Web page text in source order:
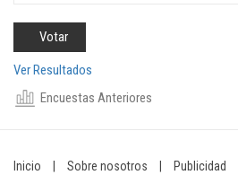
Ver Resultados
Encuestas Anteriores
Inicio Sobre nosotros Publicidad